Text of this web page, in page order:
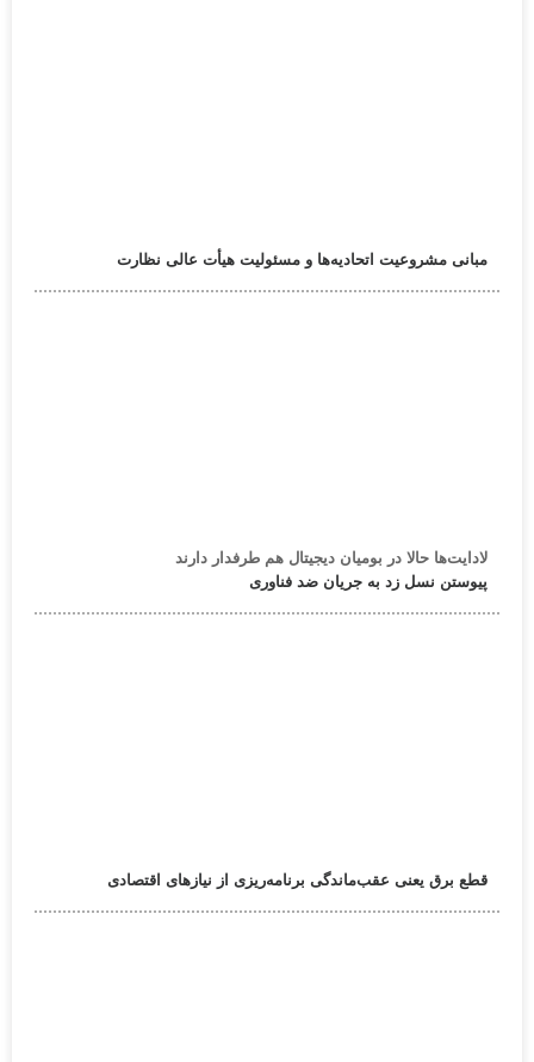
مبانی مشروعیت اتحادیه‌ها و مسئولیت هیأت عالی نظارت
لادایت‌ها حالا در بومیان دیجیتال هم طرفدار دارند
پیوستن نسل زد به جریان ضد فناوری
قطع برق یعنی عقب‌ماندگی برنامه‌ریزی از نیازهای اقتصادی